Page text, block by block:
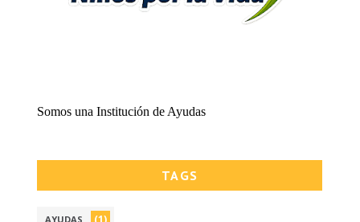
Somos una Institución de Ayudas
TAGS
AYUDAS